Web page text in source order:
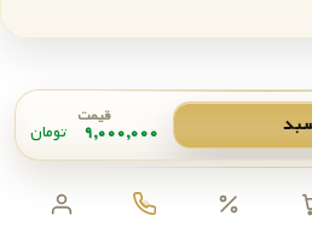
قیمت
۹,۰۰۰,۰۰۰ تومان